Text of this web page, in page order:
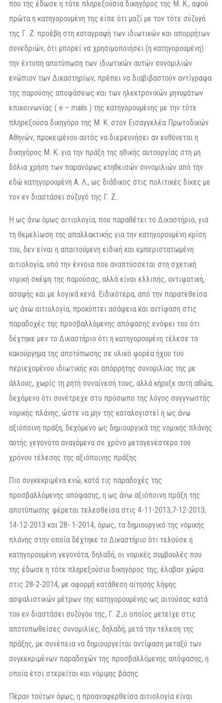
που της έδωσε η τότε πληρεξούσια δικηγόρος της Μ. Κ., αφού
πρώτα η κατηγορουμένη της είπε ότι μαζί με τον τότε σύζυγό
της Γ. Ζ. προέβη στη καταγραφή των ιδιωτικών και απορρήτων
συνεδριών, ότι μπορεί να χρησιμοποιήσει (η κατηγορουμένη)
την έντυπη αποτύπωση των ιδιωτικών αυτών συνομιλιών
ενώπιον των Δικαστηρίων, πρέπει να διαβιβαστούν αντίγραφα
της παρούσης αποφάσεως και των ηλεκτρονικών μηνυμάτων
επικοινωνίας ( e – mails ) της κατηγορουμένης με την τότε
πληρεξούσα δικηγόρο της Μ. Κ. στον Εισαγγελέα Πρωτοδικών
Αθηνών, προκειμένου αυτός να διερευνήσει αν ευθύνεται η
δικηγόρος Μ. Κ. για την πράξη της ηθικής αυτουργίας στη μη
δόλια χρήση των παρανόμως κτηθεισών συνομιλιών από την
εδώ κατηγορουμένη Α. Λ., ως διάδικος στις πολιτικές δίκες με
τον εν διαστάσει σύζυγό της Γ. Ζ..
Η ως άνω όμως αιτιολογία, που παραθέτει το Δικαστήριο, για
τη θεμελίωση της απαλλακτικής για την κατηγορουμένη κρίση
του, δεν είναι η απαιτούμενη ειδική και εμπεριστατωμένη
αιτιολογία, υπό την έννοια που αναπτύσσεται στη σχετική
νομική σκέψη της παρούσας, αλλά είναι ελλιπής, αντιφατική,
ασαφής και με λογικά κενά. Ειδικότερα, από την παρατεθείσα
ως άνω αιτιολογία, προκύπτει ασάφεια και αντίφαση στις
παραδοχές της προσβαλλόμενης απόφασης ενόψει του ότι
δέχτηκε μεν το Δικαστήριο ότι η κατηγορουμένη τέλεσε το
κακούργημα της αποτύπωσης σε υλικό φορέα ήχου του
περιεχομένου ιδιωτικής και απόρρητης συνομιλίας της με
άλλους, χωρίς τη ρητή συναίνεσή τους, αλλά κήρυξε αυτή αθώα,
δεχόμενο ότι συνέτρεχε στο πρόσωπο της λόγος συγγνωστής
νομικής πλάνης, ώστε να μην της καταλογιστεί η ως άνω
αξιόποινη πράξη, δεχόμενο ως δημιουργικά της νομικής πλάνης
αυτής γεγονότα αναγόμενα σε χρόνο μεταγενέστερο του
χρόνου τέλεσης της αξιόποινης πράξης.
Πιο συγκεκριμένα ενώ, κατά τις παραδοχές της
προσβαλλόμενης απόφασης, η ως άνω αξιόποινη πράξη της
αποτύπωσης φέρεται τελεσθείσα στις 4-11-2013,7-12-2013,
14-12-2013 και 28- 1-2014, όμως, τα δημιουργικό της νομικής
πλάνης στην οποία δέχτηκε το Δικαστήριο ότι τελούσε η
κατηγορουμένη γεγονότα, δηλαδή, οι νομικές συμβουλές που
της έδωσε η τότε πληρεξούσια δικηγόρος της, έλαβαν χώρα
στις 28-2-2014, με αφορμή κατάθεση αίτησης λήψης
ασφαλιστικών μέτρων της κατηγορουμένης ως αιτούσας κατά
του εν διαστάσει συζύγου της, Γ. Ζ.,ο οποίος μετείχε στις
αποτυπωθείσες συνομιλίες, δηλαδή, μετά την τέλεση της
πράξης, με συνέπεια να δημιουργείται αντίφαση μεταξύ των
συγκεκριμένων παραδοχών της προσβαλλόμενης απόφασης, η
οποία έτσι στερείται και νόμιμης βάσης.
Πέραν τούτων όμως, η προαναφερθείσα αιτιολογία είναι